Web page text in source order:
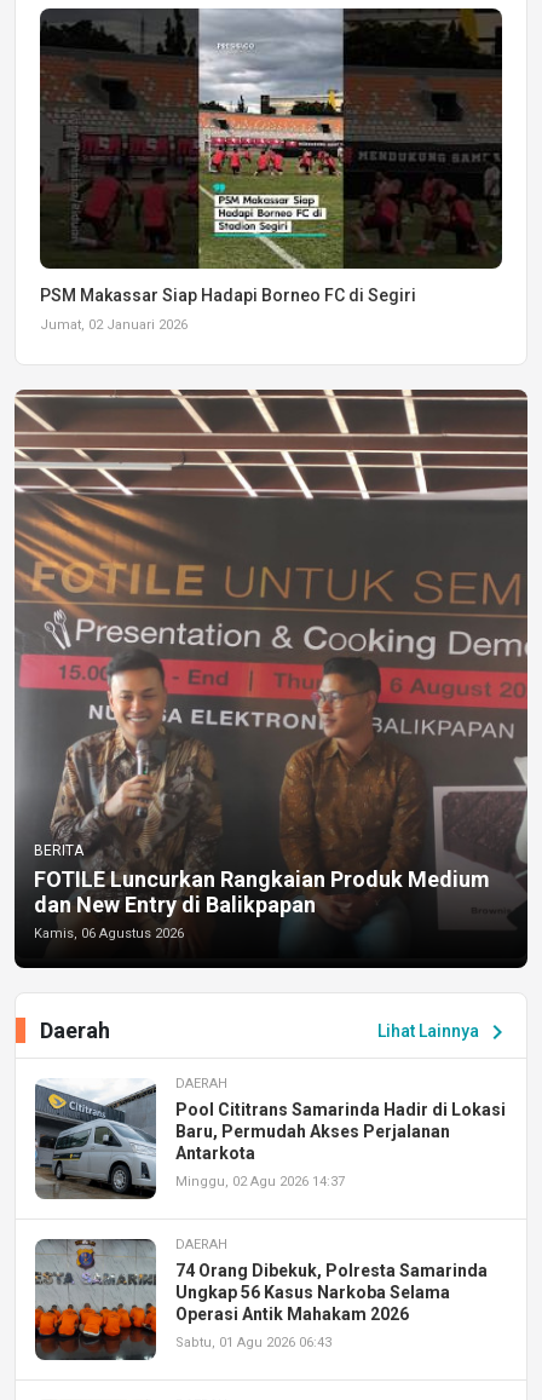
PSM Makassar Siap Hadapi Borneo FC di Segiri
Jumat, 02 Januari 2026
BERITA
FOTILE Luncurkan Rangkaian Produk Medium
dan New Entry di Balikpapan
Kamis, 06 Agustus 2026
Lihat Lainnya chevron_right
Daerah
DAERAH
Pool Cititrans Samarinda Hadir di Lokasi
Baru, Permudah Akses Perjalanan
Antarkota
Minggu, 02 Agu 2026 14:37
DAERAH
74 Orang Dibekuk, Polresta Samarinda
Ungkap 56 Kasus Narkoba Selama
Operasi Antik Mahakam 2026
Sabtu, 01 Agu 2026 06:43